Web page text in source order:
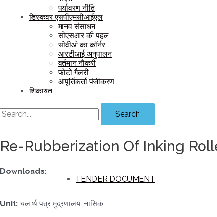
पर्यावरण नीति
डिस्कवर एसपीएमसीआईएल
मानव संसाधन
सीएसआर की पहल
सीवीओ का कॉर्नर
आरटीआई अनुपालन
वर्तमान नौकरी
फोटो गैलरी
आपूर्तिकर्ता पंजीकरण
शिकायत
Search
Re-Rubberization Of Inking
Downloads:
TENDER DOCUMENT
Unit: चलार्थ पत्र मुद्रणालय, नासिक